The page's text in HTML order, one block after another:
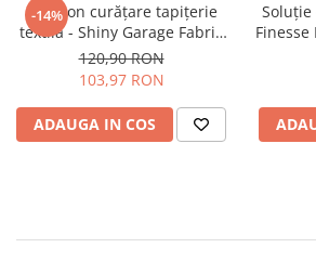
-14%
Șampon curățare tapițerie
textilă - Shiny Garage Fabric
Cleaner (RTU) (5L)
120,90 RON
103,97 RON
ADAUGA IN COS
Finesse